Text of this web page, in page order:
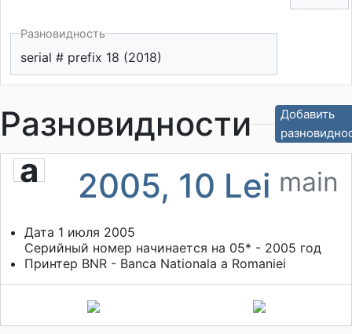
Разновидность
serial # prefix 18 (2018)
Разновидности
Добавить
a 2005, 10 Lei main
Дата 1 июля 2005
Серийный номер начинается на 05* - 2005 год
Принтер BNR - Banca Nationala a Romaniei